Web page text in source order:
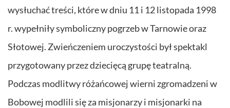
wysłuchać treści, które w dniu 11 i 12 listopada 1998
r. wypełniły symboliczny pogrzeb w Tarnowie oraz
Słotowej. Zwieńczeniem uroczystości był spektakl
przygotowany przez dziecięcą grupę teatralną.
Podczas modlitwy różańcowej wierni zgromadzeni w
Bobowej modlili się za misjonarzy i misjonarki na